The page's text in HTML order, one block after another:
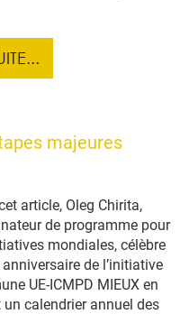
majeures
article, Oleg Chirita,
de programme pour
mondiales, célèbre
anniversaire de l’initiative
UE-ICMPD MIEUX en
un calendrier annuel des